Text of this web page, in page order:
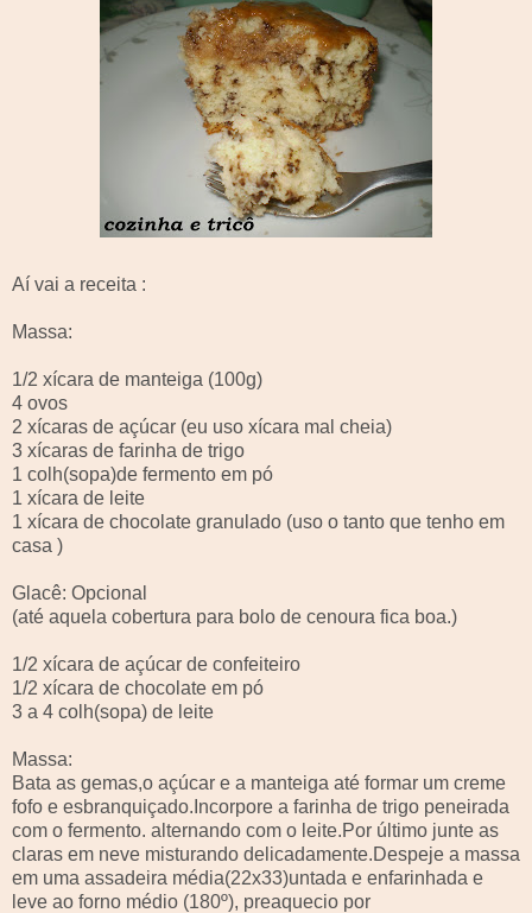
Aí vai a receita :
Massa:
1/2 xícara de manteiga (100g)
4 ovos
2 xícaras de açúcar (eu uso xícara mal cheia)
3 xícaras de farinha de trigo
1 colh(sopa)de fermento em pó
1 xícara de leite
1 xícara de chocolate granulado (uso o tanto que tenho em
casa )
Glacê: Opcional
(até aquela cobertura para bolo de cenoura fica boa.)
1/2 xícara de açúcar de confeiteiro
1/2 xícara de chocolate em pó
3 a 4 colh(sopa) de leite
Massa:
Bata as gemas,o açúcar e a manteiga até formar um creme
fofo e esbranquiçado.Incorpore a farinha de trigo peneirada
com o fermento. alternando com o leite.Por último junte as
claras em neve misturando delicadamente.Despeje a massa
em uma assadeira média(22x33)untada e enfarinhada e
leve ao forno médio (180º), preaquecio por